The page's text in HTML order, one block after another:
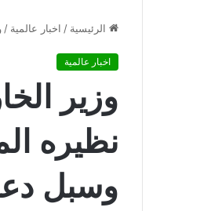
الرئيسية / اخبار عالمية /
اخبار عالمية
وزير
نظيره
وسبل